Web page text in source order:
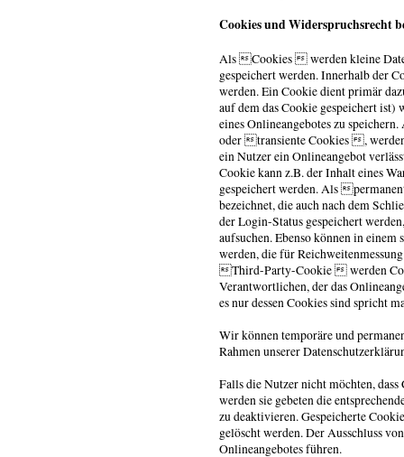
Cookies und Widerspruchsrecht
Als Cookies  werden kleine
gespeichert werden. Innerhalb der
werden. Ein Cookie dient primär
auf dem das Cookie gespeichert ist)
eines Onlineangebotes zu
oder transiente Cookies ,
ein Nutzer ein Onlineangebot
Cookie kann z.B. der Inhalt eines
gespeichert werden. Als
bezeichnet, die auch nach dem
der Login-Status gespeichert
aufsuchen. Ebenso können in
werden, die für
Third-Party-Cookie  werden
Verantwortlichen, der das
es nur dessen Cookies sind
Wir können temporäre und
Rahmen unserer
Falls die Nutzer nicht möchten,
werden sie gebeten die
zu deaktivieren. Gespeicherte
gelöscht werden. Der Ausschluss
Onlineangebotes führen.